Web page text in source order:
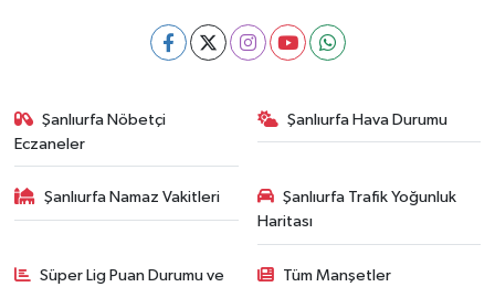
Şanlıurfa Nöbetçi
Eczaneler
Şanlıurfa Hava Durumu
Şanlıurfa Namaz Vakitleri
Şanlıurfa Trafik Yoğunluk
Haritası
Süper Lig Puan Durumu ve Tüm Manşetler